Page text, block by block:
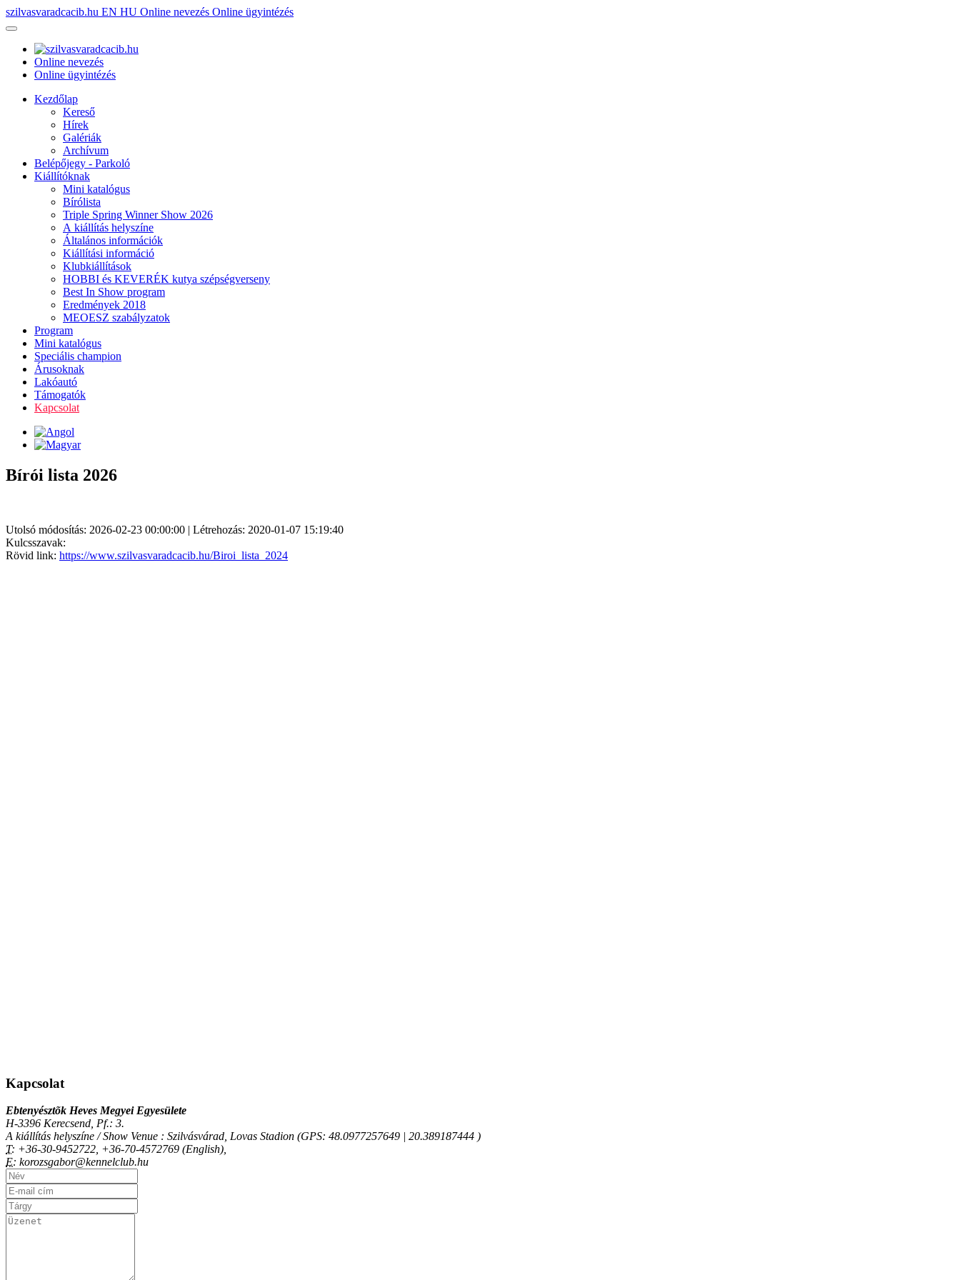
szilvasvaradcacib.hu EN HU Online nevezés Online ügyintézés
Online nevezés
Online ügyintézés
Kezdőlap
Kereső
Hírek
Galériák
Archívum
Belépőjegy - Parkoló
Kiállítóknak
Mini katalógus
Bírólista
Triple Spring Winner Show 2026
A kiállítás helyszíne
Általános információk
Kiállítási információ
Klubkiállítások
HOBBI és KEVERÉK kutya szépségverseny
Best In Show program
Eredmények 2018
MEOESZ szabályzatok
Program
Mini katalógus
Speciális champion
Árusoknak
Lakóautó
Támogatók
Kapcsolat
Bírói lista 2026
Utolsó módosítás: 2026-02-23 00:00:00 | Létrehozás: 2020-01-07 15:19:40
Kulcsszavak:
Rövid link: https://www.szilvasvaradcacib.hu/Biroi_lista_2024
Kapcsolat
Ebtenyésztõk Heves Megyei Egyesülete
H-3396 Kerecsend, Pf.: 3.
A kiállítás helyszíne / Show Venue : Szilvásvárad, Lovas Stadion (GPS: 48.0977257649 | 20.389187444 )
T: +36-30-9452722, +36-70-4572769 (English),
E: korozsgabor@kennelclub.hu